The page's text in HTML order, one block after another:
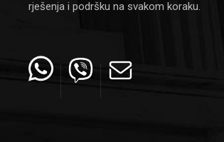
rješenja i podršku na svakom koraku.